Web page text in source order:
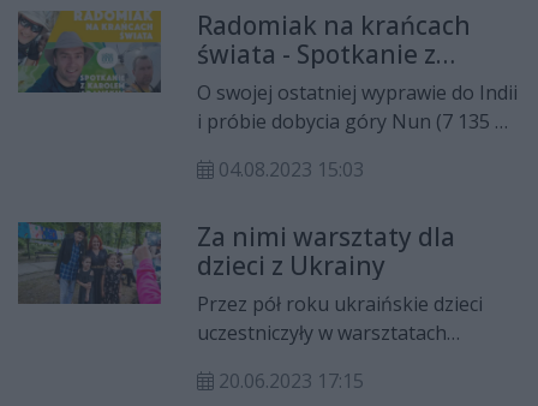
Radomiak na krańcach
świata - Spotkanie z
Karolem Adamskim w
Łaźni
O swojej ostatniej wyprawie do Indii
i próbie dobycia góry Nun (7 135 m
spotkaniu z cyklu Radomiak na
himalaista Karol Adamski.
Spotkanie odbędzie się w sobotę, 5
sierpnia o godz. 17 w RKŚTiG
Łaźnia, ul. Żeromskiego 56.
04.08.2023 15:03
Za nimi warsztaty dla
dzieci z Ukrainy
Przez pół roku ukraińskie dzieci
uczestniczyły w warsztatach
(20.06) nastąpiło podsumowanie i
20.06.2023 17:15